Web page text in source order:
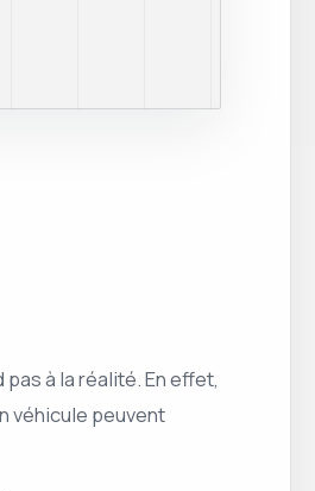
à la réalité. En effet,
véhicule peuvent